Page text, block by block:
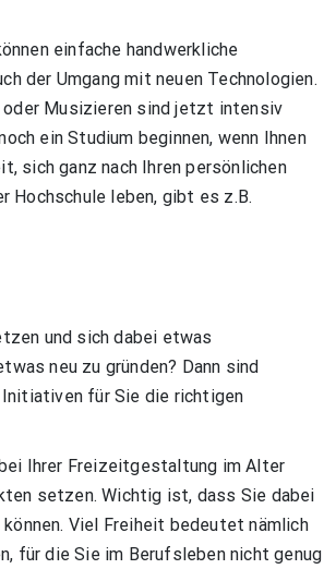
einfache handwerkliche
der Umgang mit neuen Technologien.
oder Musizieren sind jetzt intensiv
ein Studium beginnen, wenn Ihnen
sich ganz nach Ihren persönlichen
Hochschule leben, gibt es z.B.
und sich dabei etwas
neu zu gründen? Dann sind
Initiativen für Sie die richtigen
Ihrer Freizeitgestaltung im Alter
setzen. Wichtig ist, dass Sie dabei
können. Viel Freiheit bedeutet nämlich
für die Sie im Berufsleben nicht genug